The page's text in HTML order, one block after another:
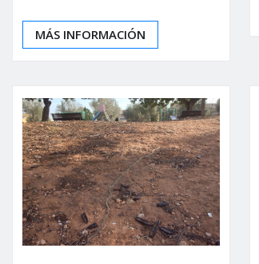
MÁS INFORMACIÓN